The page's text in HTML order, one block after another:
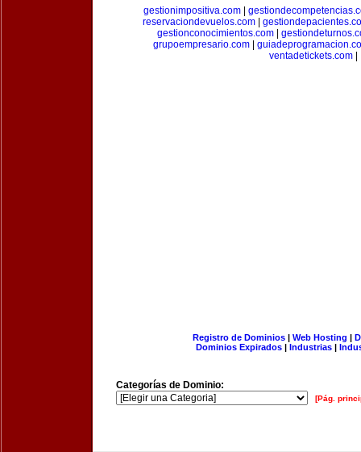
gestionimpositiva.com
reservaciondevuelos.com
gestionconocimientos.com
grupoempresario.com|
ventadetickets.com
Registro de Dominios| Web Hosting |
Dominios Expirados | Industrias |
Categorías de Dominio:
[Pág.